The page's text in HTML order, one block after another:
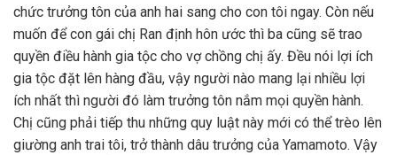
chức trưởng tôn của anh hai sang cho con tôi ngay. Còn nếu
muốn để con gái chị Ran định hôn ước thì ba cũng sẽ trao
quyền điều hành gia tộc cho vợ chồng chị ấy. Đều nói lợi ích
gia tộc đặt lên hàng đầu, vậy người nào mang lại nhiều lợi
ích nhất thì người đó làm trưởng tôn nắm mọi quyền hành.
Chị cũng phải tiếp thu những quy luật này mới có thể trèo lên
giường anh trai tôi, trở thành dâu trưởng của Yamamoto. Vậy